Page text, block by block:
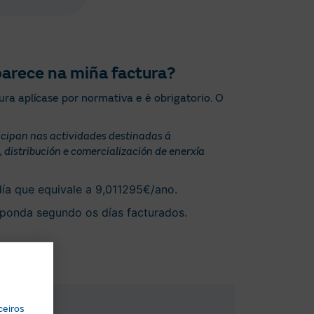
na miña factura?
aplícase por normativa e é obrigatorio. O
nas actividades destinadas á
e comercialización de enerxía
que equivale a 9,011295€/ano.
segundo os días facturados.